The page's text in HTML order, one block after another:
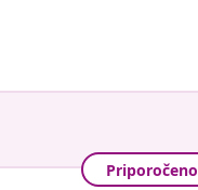
Priporočeno